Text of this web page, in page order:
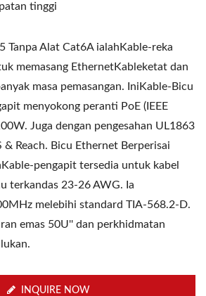
tinggi
Tanpa Alat Cat6A ialahKable-reka
memasang EthernetKableketat dan
masa pemasangan. IniKable-Bicu
menyokong peranti PoE (IEEE
Juga dengan pengesahan UL1863
& Reach. Bicu Ethernet Berperisai
pengapit tersedia untuk kabel
terkandas 23-26 AWG. Ia
melebihi standard TIA-568.2-D.
emas 50U'' dan perkhidmatan
INQUIRE NOW